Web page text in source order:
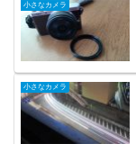
小さなカメラ
小さなカメラ